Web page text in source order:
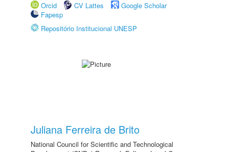
Orcid
CV Lattes
Google Scholar
Fapesp
Repositório Institucional UNESP
Juliana Ferreira de Brito
National Council for Scientific and Technological